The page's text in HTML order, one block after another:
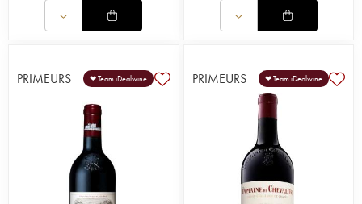
PRIMEURS ❤ Team iDealwine PRIMEURS ❤ Team iDealwine